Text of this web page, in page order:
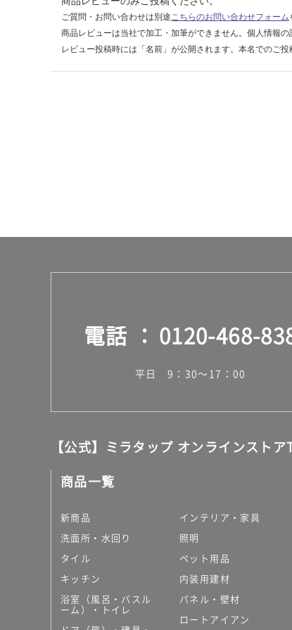
運賃表
ご質問・お問い合わせは別途こちらのお問い合わせフォーム
商品レビューは当社で加工・加筆ができません。個人情報
レビュー投稿時には「名前」が公開されます。本名でのご
電話 0120-468-
平日 9：30～17：00
【公式】ミラタップ オンラインストア
商品一覧
新商品
洗面所・水回り
タイル
キッチン
浴室（風呂・バスル
ーム）・トイレ
インテリア・家具
照明
ペット用品
内装用建材
パネル・壁材
ロートアイアン